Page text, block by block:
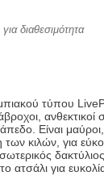
διαθεσιμότητα
τύπου
Είναι
κιλών, για
ατσάλι για